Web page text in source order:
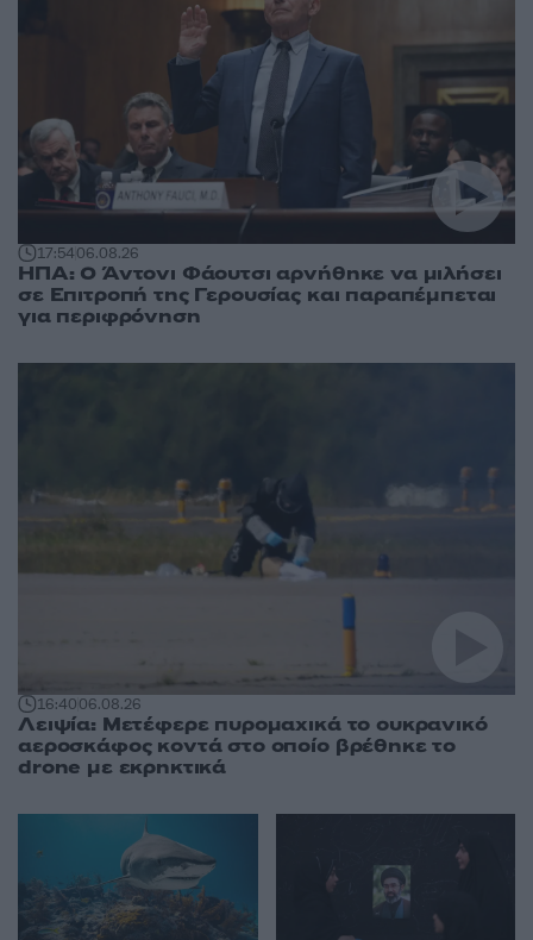
17:5406.08.26
ΗΠΑ: Ο Άντονι Φάουτσι αρνήθηκε να μιλήσει
σε Επιτροπή της Γερουσίας και παραπέμπεται
για περιφρόνηση
16:4006.08.26
Λειψία: Μετέφερε πυρομαχικά το ουκρανικό
αεροσκάφος κοντά στο οποίο βρέθηκε το
drone με εκρηκτικά